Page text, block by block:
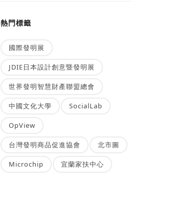
熱門標籤
國際發明展
JDIE日本設計創意暨發明展
世界發明智慧財產聯盟總會
中國文化大學 SocialLab
OpView
台灣發明商品促進協會 北市圖
Microchip 宜蘭家扶中心